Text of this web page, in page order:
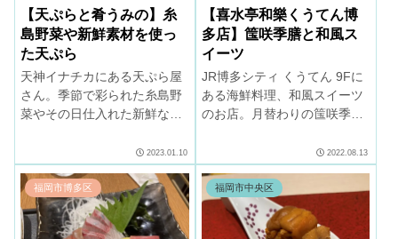
【天ぷらと肴うみの】糸
島野菜や新鮮素材を使っ
た天ぷら
天神イナチカにある天ぷら屋
さん。季節で彩られた糸島野
菜やその日仕入れた新鮮な魚
熱々の天ぷら、天丼。定食は
おかわり無料、天丼は大盛り
無料。
2023.01.10
【喜水亭和樂くうてん博
多店】筺咲季膳と和風ス
イーツ
JR博多シティ くうてん 9Fに
ある海鮮料理、和風スイーツ
のお店。月替わりの筺咲季膳
トドリンクサービスなので映
画を観た後にぜひご利用下さ
い。
2022.08.13
福岡市博多区 福岡市中央区